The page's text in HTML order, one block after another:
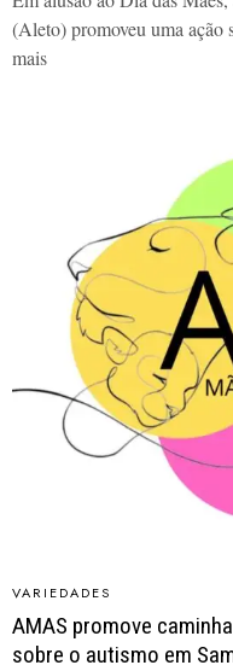
(Aleto) promoveu uma ação
mais
VARIEDADES
AMAS promove
sobre o autismo em